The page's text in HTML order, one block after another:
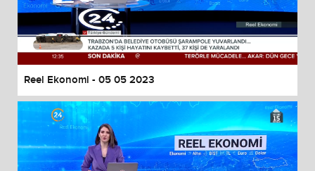
Reel Ekonomi - 05 05 2023